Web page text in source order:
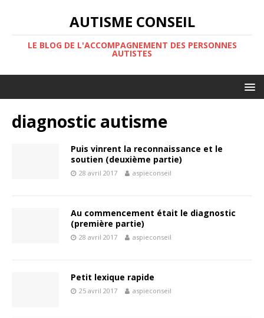
AUTISME CONSEIL
LE BLOG DE L'ACCOMPAGNEMENT DES PERSONNES
AUTISTES
diagnostic autisme
Puis vinrent la reconnaissance et le
soutien (deuxième partie)
28 avril 2017 aspieconseil
Au commencement était le diagnostic
(première partie)
28 avril 2017 aspieconseil
Petit lexique rapide
25 avril 2017 aspieconseil